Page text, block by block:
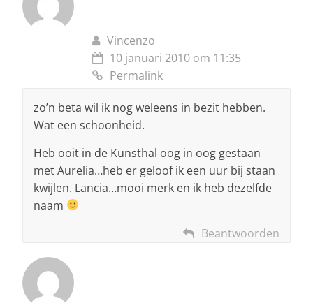
Vincenzo
10 januari 2010 om 11:35
Permalink
zo’n beta wil ik nog weleens in bezit hebben.
Wat een schoonheid.
Heb ooit in de Kunsthal oog in oog gestaan
met Aurelia…heb er geloof ik een uur bij staan
kwijlen. Lancia…mooi merk en ik heb dezelfde
naam
Beantwoorden